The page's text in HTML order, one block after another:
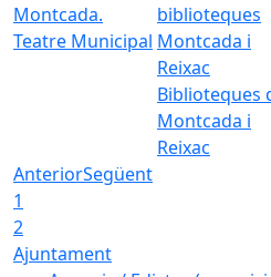
Teatre Municipal
Biblioteques
Montcada i
Reixac
AnteriorSegüent
1
2
Ajuntament